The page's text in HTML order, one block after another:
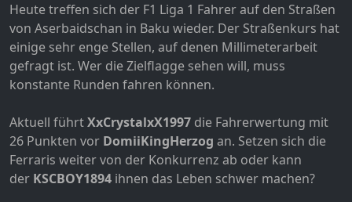
Heute treffen sich der F1 Liga 1 Fahrer auf den Straßen
von Aserbaidschan in Baku wieder. Der Straßenkurs hat
einige sehr enge Stellen, auf denen Millimeterarbeit
gefragt ist. Wer die Zielflagge sehen will, muss
konstante Runden fahren können.
Aktuell führtXxCrystalxX1997 die Fahrerwertung mit
26 Punkten vor DomiiKingHerzog an. Setzen sich die
Ferraris weiter von der Konkurrenz ab oder kann
der KSCBOY1894 ihnen das Leben schwer machen?